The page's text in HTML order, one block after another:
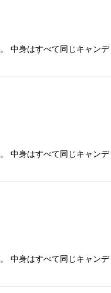
身はすべて同じキャンデ
身はすべて同じキャンデ
身はすべて同じキャンデ